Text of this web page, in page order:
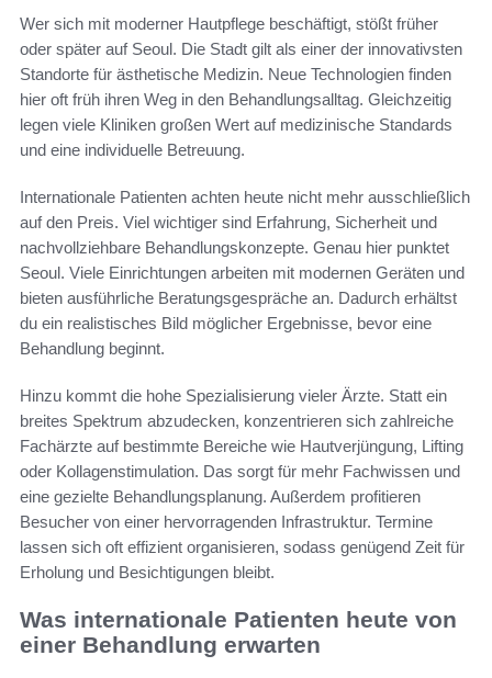
Wer sich mit moderner Hautpflege beschäftigt, stößt früher
oder später auf Seoul. Die Stadt gilt als einer der innovativsten
Standorte für ästhetische Medizin. Neue Technologien finden
hier oft früh ihren Weg in den Behandlungsalltag. Gleichzeitig
legen viele Kliniken großen Wert auf medizinische Standards
und eine individuelle Betreuung.
Internationale Patienten achten heute nicht mehr ausschließlich
auf den Preis. Viel wichtiger sind Erfahrung, Sicherheit und
nachvollziehbare Behandlungskonzepte. Genau hier punktet
Seoul. Viele Einrichtungen arbeiten mit modernen Geräten und
bieten ausführliche Beratungsgespräche an. Dadurch erhältst
du ein realistisches Bild möglicher Ergebnisse, bevor eine
Behandlung beginnt.
Hinzu kommt die hohe Spezialisierung vieler Ärzte. Statt ein
breites Spektrum abzudecken, konzentrieren sich zahlreiche
Fachärzte auf bestimmte Bereiche wie Hautverjüngung, Lifting
oder Kollagenstimulation. Das sorgt für mehr Fachwissen und
eine gezielte Behandlungsplanung. Außerdem profitieren
Besucher von einer hervorragenden Infrastruktur. Termine
lassen sich oft effizient organisieren, sodass genügend Zeit für
Erholung und Besichtigungen bleibt.
Was internationale Patienten heute von
einer Behandlung erwarten